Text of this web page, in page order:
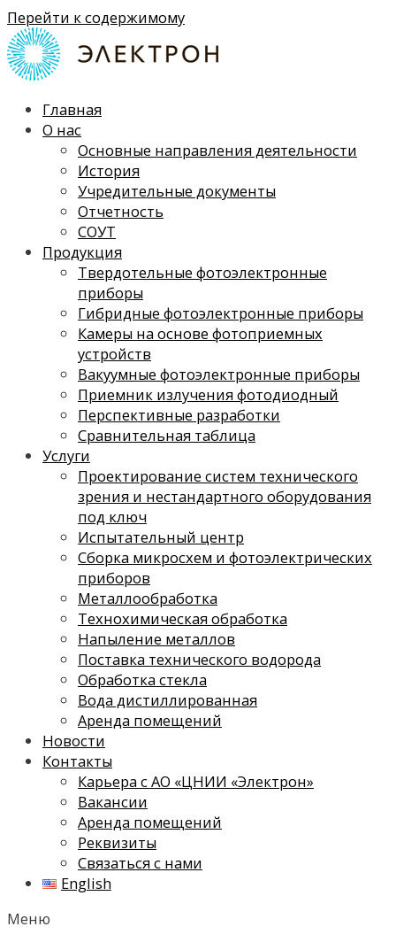
Перейти к содержимому
Главная
О нас
Основные направления деятельности
История
Учредительные документы
Отчетность
СОУТ
Продукция
Твердотельные фотоэлектронные
приборы
Гибридные фотоэлектронные приборы
Камеры на основе фотоприемных
устройств
Вакуумные фотоэлектронные приборы
Приемник излучения фотодиодный
Перспективные разработки
Сравнительная таблица
Услуги
Проектирование систем технического
зрения и нестандартного оборудования
под ключ
Испытательный центр
Сборка микросхем и фотоэлектрических
приборов
Металлообработка
Технохимическая обработка
Напыление металлов
Поставка технического водорода
Обработка стекла
Вода дистиллированная
Аренда помещений
Новости
Контакты
Карьера с АО «ЦНИИ «Электрон»
Вакансии
Аренда помещений
Реквизиты
Связаться с нами
English
Меню